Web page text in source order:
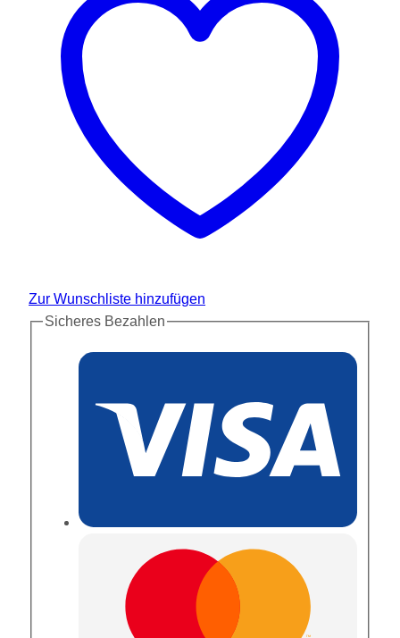
Zur Wunschliste hinzufügen
Sicheres Bezahlen